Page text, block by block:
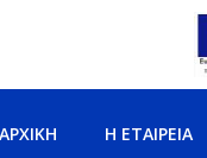
ΑΡΧΙΚΉ Η ΕΤΑΙΡΕΊΑ